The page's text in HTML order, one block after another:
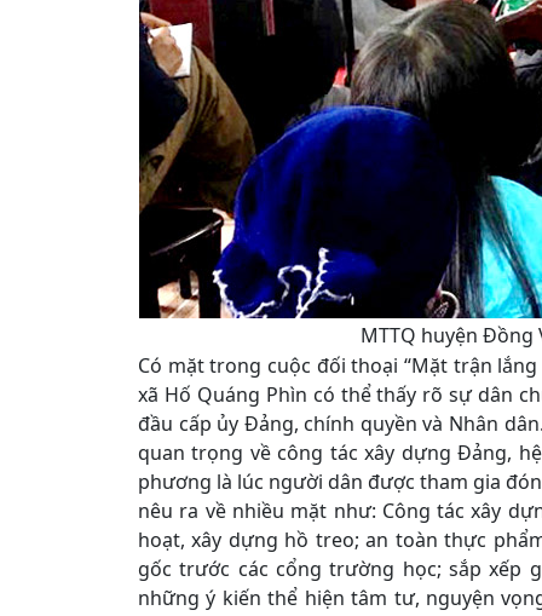
MTTQ huyện
Có mặt trong cuộc đối thoại “Mặt trận
xã Hố Quáng Phìn có thể thấy rõ sự dân
đầu cấp ủy Đảng, chính quyền và Nhân
quan trọng về công tác xây dựng Đảng,
phương là lúc người dân được tham gia
nêu ra về nhiều mặt như: Công tác xây
hoạt, xây dựng hồ treo; an toàn thực
gốc trước các cổng trường học; sắp xếp
những ý kiến thể hiện tâm tư, nguyện